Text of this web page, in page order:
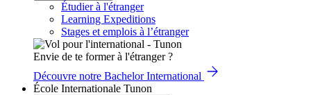
Étudier à l'étranger
Learning Expeditions
Stages et emplois à l’étranger
Envie de te former à l'étranger ?
Découvre notre Bachelor International
École Internationale Tunon